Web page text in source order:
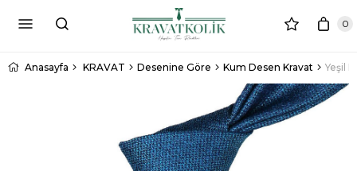
0
Anasayfa KRAVAT Desenine Göre Kum Desen Kravat Yeşil